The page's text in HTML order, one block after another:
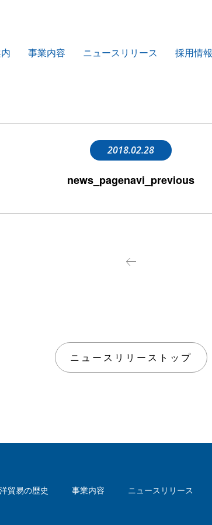
事業内容 ニュースリリース 採用情報
2018.02.28
news_pagenavi_previous
ニュースリリーストップ
貿易の歴史 事業内容 ニュースリリース